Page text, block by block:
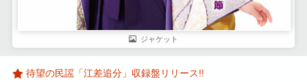
ジャケット
待望の民謡「江差追分」収録盤リリース!!